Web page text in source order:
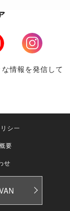
Instagram
情報を発信して
シー
要
せ